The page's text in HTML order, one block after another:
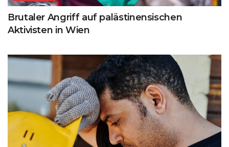
Brutaler Angriff auf palästinensischen
Aktivisten in Wien